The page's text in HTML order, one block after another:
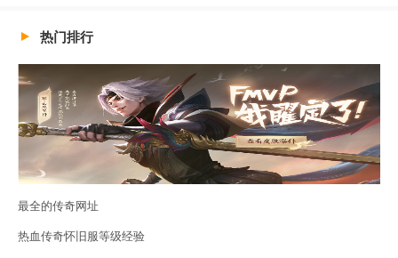
热门排行
最全的传奇网址
热血传奇怀旧服等级经验